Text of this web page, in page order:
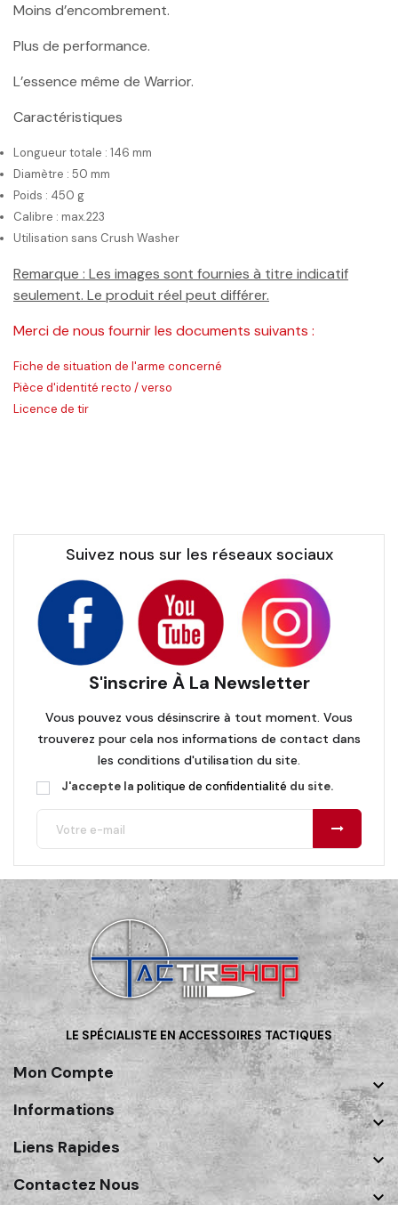
Moins d’encombrement.
Plus de performance.
L’essence même de Warrior.
Caractéristiques
Longueur totale : 146 mm
Diamètre : 50 mm
Poids : 450 g
Calibre : max.223
Utilisation sans Crush Washer
Remarque : Les images sont fournies à titre indicatif
seulement. Le produit réel peut différer.
Merci de nous fournir les documents suivants :
Fiche de situation de l'arme concerné
Pièce d'identité recto / verso
Licence de tir
Suivez nous sur les réseaux sociaux
S'inscrire À La Newsletter
Vous pouvez vous désinscrire à tout moment. Vous
trouverez pour cela nos informations de contact dans
les conditions d'utilisation du site.
J'accepte la politique de confidentialité du site.
LE SPÉCIALISTE EN ACCESSOIRES TACTIQUES
Mon Compte

Informations

Liens Rapides

Contactez Nous
